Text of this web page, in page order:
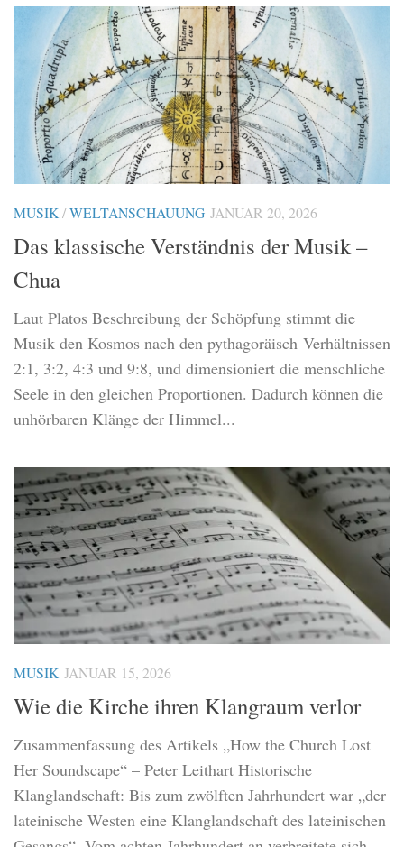
MUSIK/WELTANSCHAUUNG JANUAR 20, 2026
Das klassische Verständnis der Musik –
Chua
Laut Platos Beschreibung der Schöpfung stimmt die
Musik den Kosmos nach den pythagoräisch Verhältnissen
2:1, 3:2, 4:3 und 9:8, und dimensioniert die menschliche
Seele in den gleichen Proportionen. Dadurch können die
unhörbaren Klänge der Himmel...
MUSIK JANUAR 15, 2026
Wie die Kirche ihren Klangraum verlor
Zusammenfassung des Artikels „How the Church Lost
Her Soundscape“ – Peter Leithart Historische
Klanglandschaft: Bis zum zwölften Jahrhundert war „der
lateinische Westen eine Klanglandschaft des lateinischen